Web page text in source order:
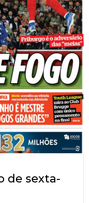
de sexta-